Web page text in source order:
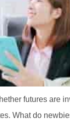
futures are
What do